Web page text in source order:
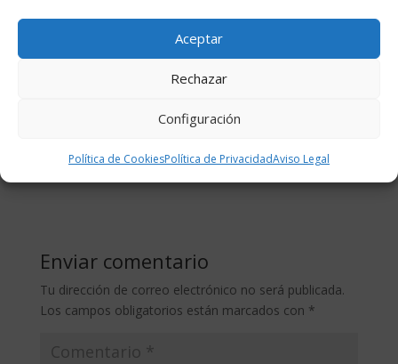
Aceptar
Rechazar
Configuración
Política de CookiesPolítica de PrivacidadAviso Legal
perder peso de forma saludable.
No olvides, que a través de nuestra Web , se
realizan cursos de manipuladores de alimentos,
alimentos/
Enviar comentario
Tu dirección de correo electrónico no será publicada.
Los campos obligatorios están marcados con *